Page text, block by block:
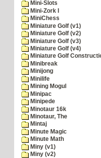
Mini-Slots
Mini-Zork I
MiniChess
Miniature Golf (v1)
Miniature Golf (v2)
Miniature Golf (v3)
Miniature Golf (v4)
Miniature Golf
Minibreak
Minijong
Minilife
Mining Mogul
Minipac
Minipede
Minotaur 16k
Minotaur, The
Mintaj
Minute Magic
Minute Math
Miny (v1)
Miny (v2)